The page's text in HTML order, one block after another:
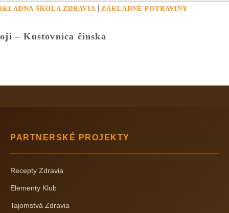
ŠKOLA ZDRAVIA | ZÁKLADNÉ POTRAVINY
– Kustovnica čínska
PARTNERSKÉ PROJEKTY
Recepty Zdravia
Elementy Klub
Tajomstvá Zdravia